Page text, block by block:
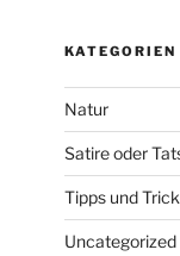
KATEGORIEN
Natur
Satire oder
Tipps und
Uncategorized